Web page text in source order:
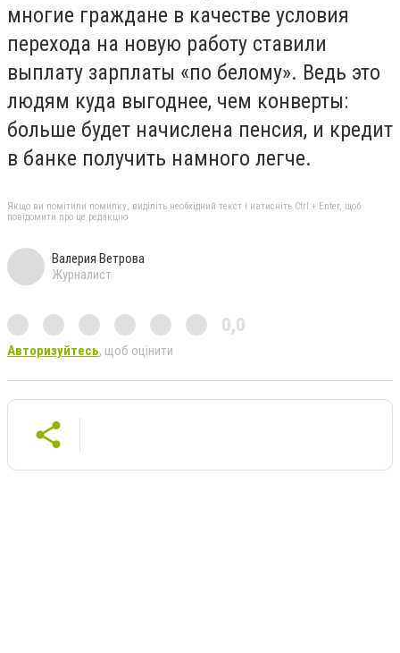
многие граждане в качестве условия
перехода на новую работу ставили
выплату зарплаты «по белому». Ведь это
людям куда выгоднее, чем конверты:
больше будет начислена пенсия, и кредит
в банке получить намного легче.
Якщо ви помітили помилку, виділіть необхідний текст і натисніть Ctrl + Enter, щоб
повідомити про це редакцію
Валерия Ветрова
Журналист
0,0
Авторизуйтесь, щоб оцінити